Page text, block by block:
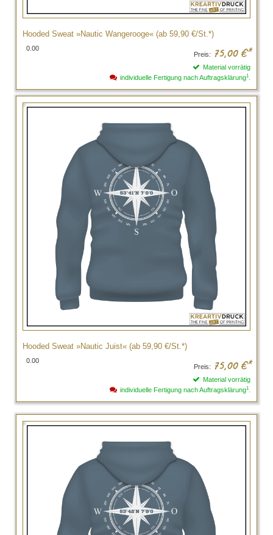
Hooded Sweat »Nautic Wangerooge« (ab 59,90 €/St.*)
0.00
Preis: 75,00 €*
Material vorrätig
individuelle Fertigung nach Auftragsklärung1
Hooded Sweat »Nautic Juist« (ab 59,90 €/St.*)
0.00
Preis: 75,00 €*
Material vorrätig
individuelle Fertigung nach Auftragsklärung1